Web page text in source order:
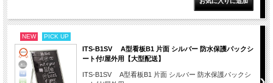
NEW PICK UP
ITS-B1SV A型看板B1 片面 シルバー 防水保護パックシ
ート付/屋外用【大型配送】
ITS-B1SV A型看板B1 片面 シルバー 防水保護パックシ